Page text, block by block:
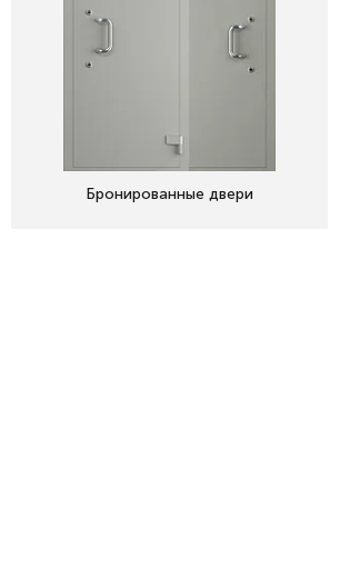
Бронированные двери